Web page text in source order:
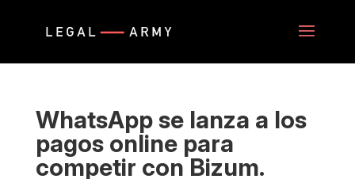
WhatsApp se lanza a los
pagos online para
competir con Bizum.